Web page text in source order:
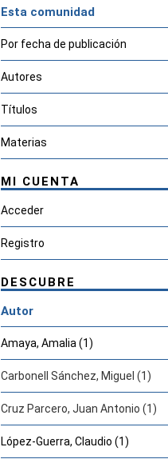
Esta comunidad
Por fecha de publicación
Autores
Títulos
Materias
MI CUENTA
Acceder
Registro
DESCUBRE
Autor
Amaya, Amalia (1)
Carbonell Sánchez, Miguel (1)
Cruz Parcero, Juan Antonio (1)
López-Guerra, Claudio (1)